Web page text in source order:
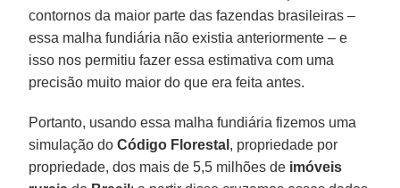
contornos da maior parte das fazendas brasileiras –
essa malha fundiária não existia anteriormente – e
isso nos permitiu fazer essa estimativa com uma
precisão muito maior do que era feita antes.
Portanto, usando essa malha fundiária fizemos uma
simulação doCódigo Florestal , propriedade por
propriedade, dos mais de 5,5 milhões de imóveis